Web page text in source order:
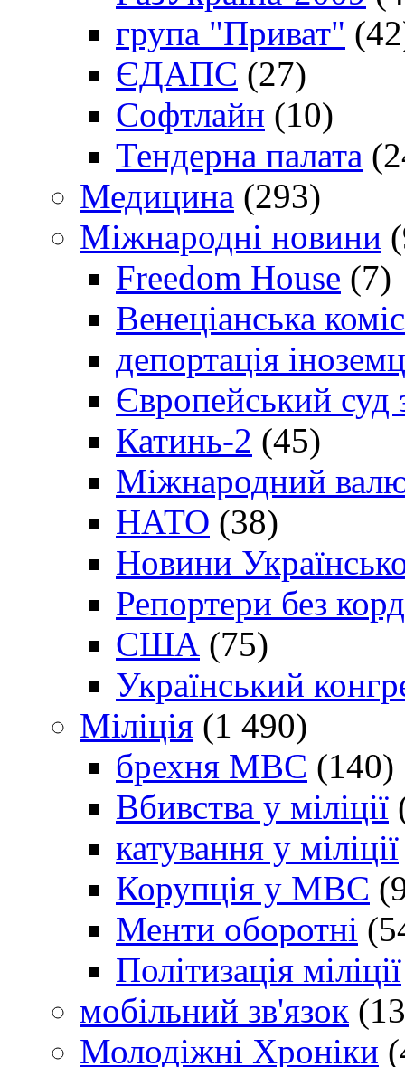
група "Приват"
ЄДАПС (27)
Софтлайн (10)
Тендерна палата
Медицина (293)
Міжнародні новини
Freedom House (7)
Венеціанська
депортація
Європейський
Катинь-2 (45)
Міжнародний
НАТО (38)
Новини
Репортери без
США (75)
Український
Міліція (1 490)
брехня МВС (140)
Вбивства у міліції
катування у міліції
Корупція у МВС
Менти оборотні
Політизація міліції
мобільний зв'язок
Молодіжні Хроніки